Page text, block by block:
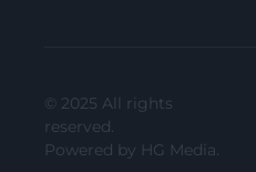
© 2025 All rights
reserved.
Powered by HG Media.